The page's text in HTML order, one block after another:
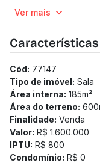
03 vagas de
(Os preços e
Ver mais
Características
Cód: 77147
Tipo de imóvel: Sala
Área interna: 185m²
Área do terreno: 600
Finalidade: Venda
Valor: R$ 1.600.000
IPTU: R$ 800
Condomínio: R$ 0